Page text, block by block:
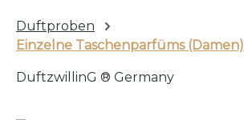
Duftproben
Einzelne Taschenparfüms (Damen)
DuftzwillinG ® Germany